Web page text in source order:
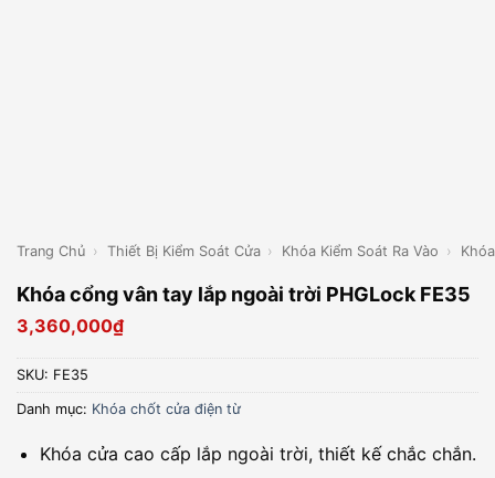
Trang Chủ › Thiết Bị Kiểm Soát Cửa › Khóa Kiểm Soát Ra Vào ›
Khóa cổng vân tay lắp ngoài trời PHGLock FE35
3,360,000₫
SKU: FE35
Danh mục: Khóa chốt cửa điện từ
Khóa cửa cao cấp lắp ngoài trời, thiết kế chắc chắn.